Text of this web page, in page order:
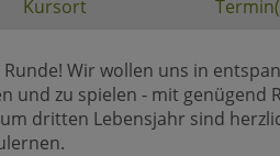
Kursort
Wir wollen uns in
und zu spielen - mit genügend
dritten Lebensjahr sind